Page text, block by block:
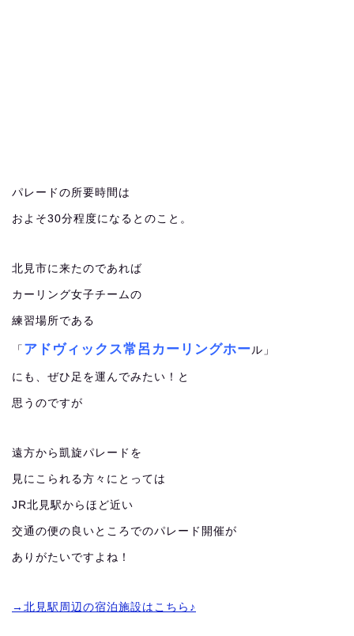
パレードの所要時間は
およそ30分程度になるとのこと。
北見市に来たのであれば
カーリング女子チームの
練習場所である
「 アドヴィックス常呂カーリングホール」
にも、ぜひ足を運んでみたい！と
思うのですが
遠方から凱旋パレードを
見にこられる方々にとっては
JR北見駅からほど近い
交通の便の良いところでのパレード開催が
ありがたいですよね！
→北見駅周辺の宿泊施設はこちら♪